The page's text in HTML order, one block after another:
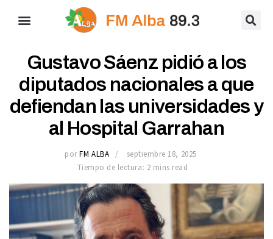
Gustavo Sáenz pidió a los
diputados nacionales a que
defiendan las universidades y
al Hospital Garrahan
por FM ALBA
septiembre 18, 2025
Tiempo de lectura: 2 mins read